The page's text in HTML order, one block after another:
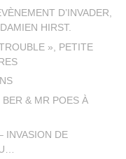
D’INVADER,
HIRST.
», PETITE
& MR POES À
INVASION DE